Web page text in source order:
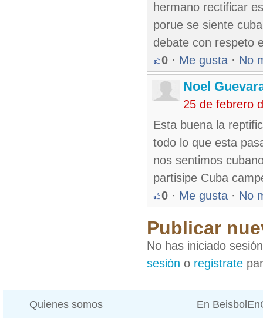
hermano rectificar
porue se siente
debate con respeto
0 · Me gusta · No
Noel
25 de febrero
Esta buena la
todo lo que esta
nos sentimos
partisipe Cuba
0 · Me gusta · No
Publicar
No has iniciado
sesión o registrate
Quienes somos En